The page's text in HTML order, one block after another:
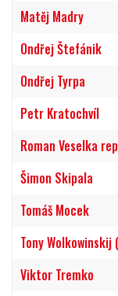
Matěj Madry
Ondřej Štefánik
Ondřej Tyrpa
Petr Kratochvíl
Roman Veselka
Šimon Skipala
Tomáš Mocek
Tony
Viktor Tremko